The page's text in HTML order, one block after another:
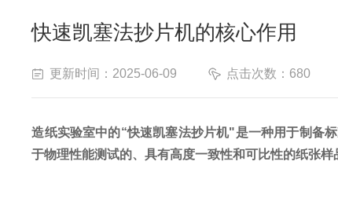
快速凯塞法抄片机的核心作用
更新时间：2025-06-09 点击次数：680
造纸实验室中的“快速凯塞法抄片机"是一种用于制备
于物理性能测试的、具有高度一致性和可比性的纸张样